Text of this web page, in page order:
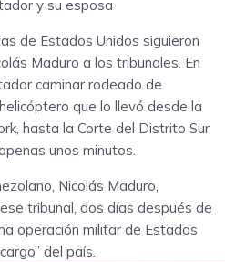
de Estados Unidos siguieron
Maduro a los tribunales. En
caminar rodeado de
que lo llevó desde la
hasta la Corte del Distrito Sur
unos minutos.
Nicolás Maduro,
tribunal, dos días después de
operación militar de Estados
del país.